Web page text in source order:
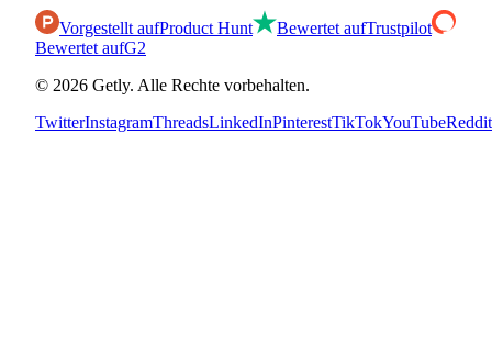
Vorgestellt aufProduct Hunt Bewertet aufTrustpilot
Bewertet aufG2
© 2026 Getly. Alle Rechte vorbehalten.
TwitterInstagramThreadsLinkedInPinterestTikTokYouTubeReddit